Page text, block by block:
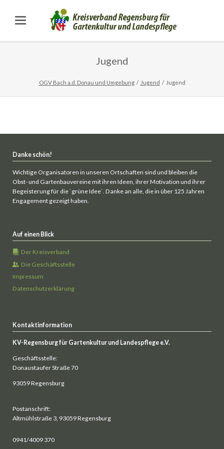
Jugend
OGV Bach a.d. Donau und Umgebung Jugend Jugend
Danke schön!
Wichtige Organisatoren in unseren Ortschaften sind und bleiben die
Obst- und Gartenbauvereine mit ihren Ideen, ihrer Motivation und ihrer
Begeisterung für die `grüne Idee`. Danke an alle, die in über 125 Jahren
Engagement gezeigt haben.
Auf einen Blick
Der Kreisverband
Die Geschäftsstelle
Impressum
Datenschutzerklärung
Kontaktinformation
KV-Regensburg für Gartenkultur und Landespflege e.V.
Geschäftsstelle:
Donaustaufer Straße 70
93059 Regensburg
Postanschrift:
Altmühlstraße 3, 93059 Regensburg
0941/4009 370